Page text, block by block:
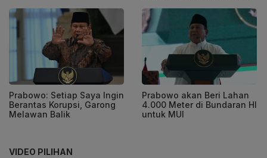
Prabowo: Setiap Saya Ingin
Berantas Korupsi, Garong
Melawan Balik
Prabowo akan Beri Lahan
4.000 Meter di Bundaran HI
untuk MUI
VIDEO PILIHAN